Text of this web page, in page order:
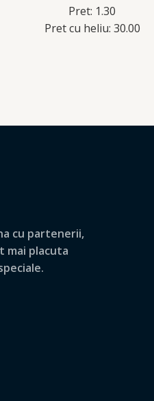
Pret: 1.30
Pret cu heliu: 30.00
cu partenerii,
mai placuta